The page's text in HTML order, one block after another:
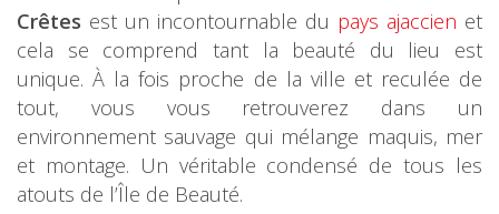
Crêtes est un incontournable du pays ajaccien et
cela se comprend tant la beauté du lieu est
unique. À la fois proche de la ville et reculée de
tout, vous vous retrouverez dans un
environnement sauvage qui mélange maquis, mer
et montage. Un véritable condensé de tous les
atouts de l’Île de Beauté.